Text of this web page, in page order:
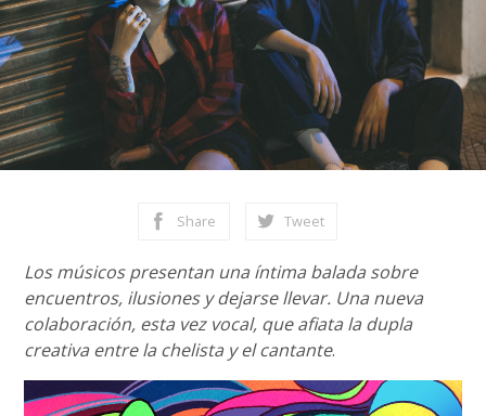
Share Tweet
Los músicos presentan una íntima balada sobre
encuentros, ilusiones y dejarse llevar. Una nueva
colaboración, esta vez vocal, que afiata la dupla
creativa entre la chelista y el cantante.